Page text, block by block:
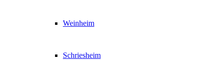
Weinheim
Schriesheim